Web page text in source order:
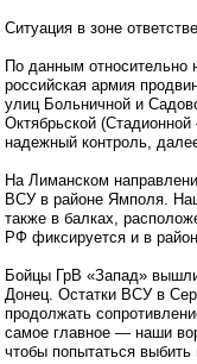
Ситуация в зоне
По данным относительно
российская армия
улиц Больничной и
Октябрьской
надежный контроль,
На Лиманском
ВСУ в районе Ямполя.
также в балках,
РФ фиксируется и в
Бойцы ГрВ «Запад»
Донец. Остатки ВСУ в
продолжать
самое главное — наши
чтобы попытаться